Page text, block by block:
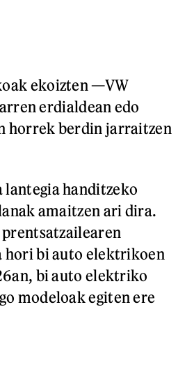
ekoizten —VW
erdialdean edo
horrek berdin jarraitzen
lantegia handitzeko
amaitzen ari dira.
hori bi auto elektrikoen
bi auto elektriko
modeloak egiten ere